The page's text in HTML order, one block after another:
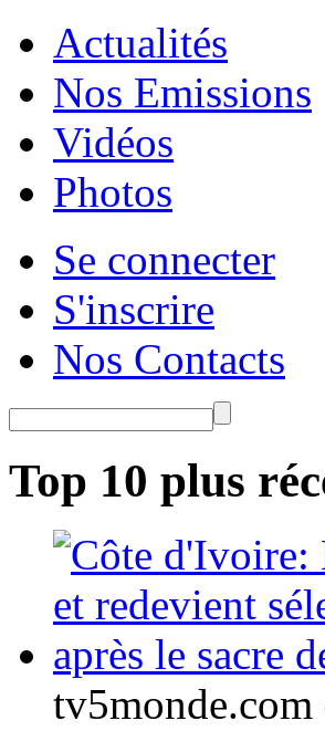
Actualités
Nos Emissions
Vidéos
Photos
Se connecter
S'inscrire
Nos Contacts
Top 10 plus